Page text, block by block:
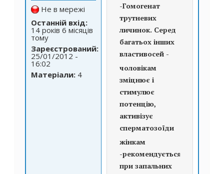
Не в мережі
Останній вхід:
14 років 6 місяців
тому
Зареєстрований:
25/01/2012 -
16:02
Матеріали: 4
-Гомогенат
трутневих
личинок. Серед
багатьох інших
властивосей -
чоловікам
зміцнює і
стимулює
потенцію,
активізує
сперматозоїди
жінкам
-рекомендується
при запальних